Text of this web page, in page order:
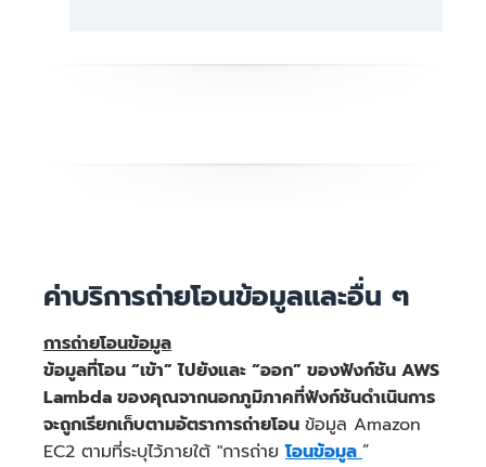
USD = 7.81 USD
ค่าบริการรายเดือนทั้งหมด:
ค่าบริการถ่ายโอนข้อมูลและอื่น ๆ
การถ่ายโอนข้อมูล
ข้อมูลที่โอน “เข้า” ไปยังและ “ออก” ของฟังก์ชัน AWS
Lambda ของคุณจากนอกภูมิภาคที่ฟังก์ชันดำเนินการ
จะถูกเรียกเก็บตามอัตราการถ่ายโอน ข้อมูล Amazon
EC2 ตามที่ระบุไว้ภายใต้ "การถ่ายโอนข้อมูล”